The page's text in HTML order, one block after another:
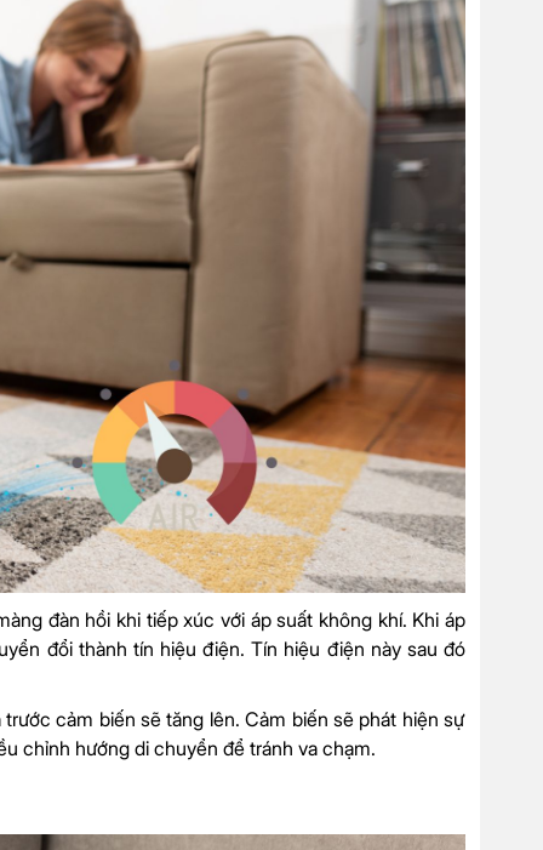
đàn hồi khi tiếp xúc với áp suất không khí. Khi áp
đổi thành tín hiệu điện. Tín hiệu điện này sau đó
cảm biến sẽ tăng lên. Cảm biến sẽ phát hiện sự
chỉnh hướng di chuyển để tránh va chạm.